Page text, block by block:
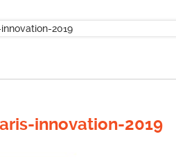
innovation-2019